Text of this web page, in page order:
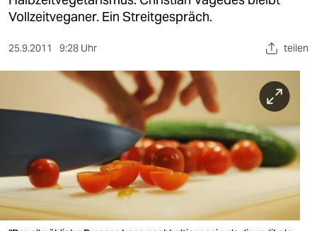
kultur
sport
nord
verlag
verlag
Vollzeitveganer. Ein Streitgespräch.
25.9.2011 9:28 Uhr teilen